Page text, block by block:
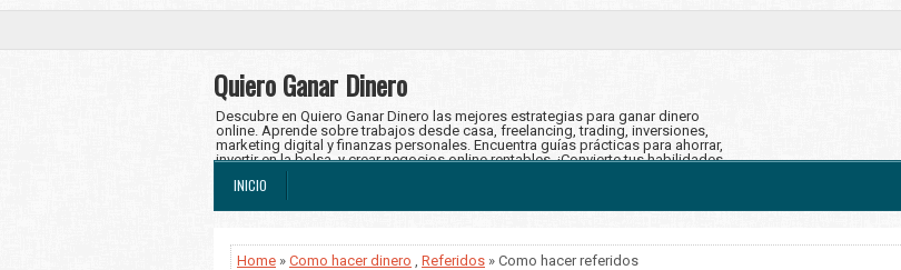
Quiero Ganar Dinero
Descubre en Quiero Ganar Dinero las mejores estrategias para ganar dinero
online. Aprende sobre trabajos desde casa, freelancing, trading, inversiones,
marketing digital y finanzas personales. Encuentra guías prácticas para ahorrar,
invertir en la bolsa, y crear negocios online rentables. ¡Convierte tus habilidades
en ingresos en dólares y alcanza tu libertad financiera!
INICIO
Home » Como hacer dinero , Referidos » Como hacer referidos